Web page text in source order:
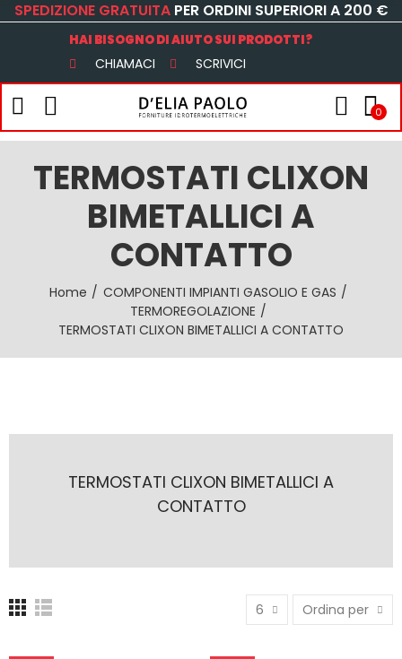
SPEDIZIONE GRATUITA PER ORDINI SUPERIORI A 200 €
HAI BISOGNO DI AIUTO SUI PRODOTTI?
CHIAMACI SCRIVICI
0
TERMOSTATI CLIXON
BIMETALLICI A
CONTATTO
Home
COMPONENTI IMPIANTI GASOLIO E GAS
TERMOREGOLAZIONE
TERMOSTATI CLIXON BIMETALLICI A CONTATTO
TERMOSTATI CLIXON BIMETALLICI A
CONTATTO
6 Ordina per